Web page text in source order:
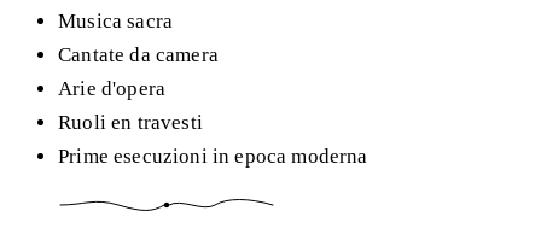
Musica sacra
Cantate da camera
Arie d'opera
Ruoli en travesti
Prime esecuzioni in epoca moderna